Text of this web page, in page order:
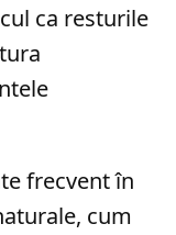
ca resturile
frecvent în
cum